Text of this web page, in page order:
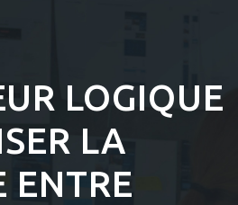
LOGIQUE
LA
ENTRE